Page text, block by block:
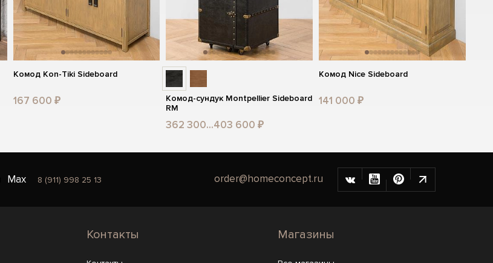
Комод Kon-Tiki Sideboard
167 600 ₽
Комод-сундук Montpellier Sideboard
RM
362 300...403 600 ₽
Комод Nice Sideboard
141 000 ₽
Max 8 (911) 998 25 13 order@homeconcept.ru
Контакты Магазины